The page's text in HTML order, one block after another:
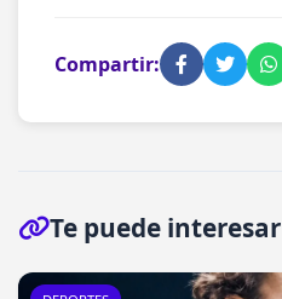
Compartir:
Te puede interesar